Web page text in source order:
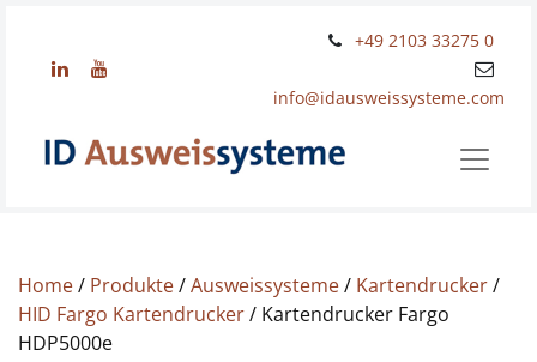
+49 2103 33275 0
info@idausweissysteme.com
Home/ Produkte/Ausweissysteme/ Kartendrucker/
HID Fargo Kartendrucker/ Kartendrucker Fargo
HDP5000e